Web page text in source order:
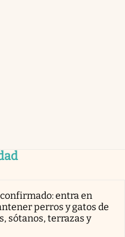
entra en
perros y gatos de
sótanos, terrazas y